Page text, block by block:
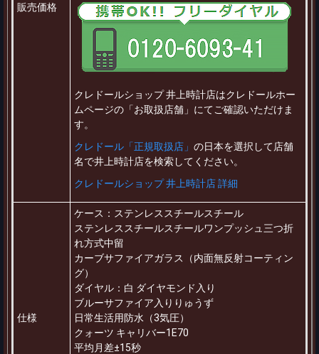
販売価格
クレドールショップ 井上時計店はクレドールホー
ムページの「お取扱店舗」にてご確認いただけま
す。
クレドール「正規取扱店」 の日本を選択して店舗
名で井上時計店を検索してください。
クレドールショップ 井上時計店 詳細
仕様
ケース：ステンレススチールスチール
ステンレススチールスチールワンプッシュ三つ折
れ方式中留
カーブサファイアガラス（内面無反射コーティン
グ）
ダイヤル：白 ダイヤモンド入り
ブルーサファイア入りりゅうず
日常生活用防水（3気圧）
クォーツ キャリバー1E70
平均月差±15秒